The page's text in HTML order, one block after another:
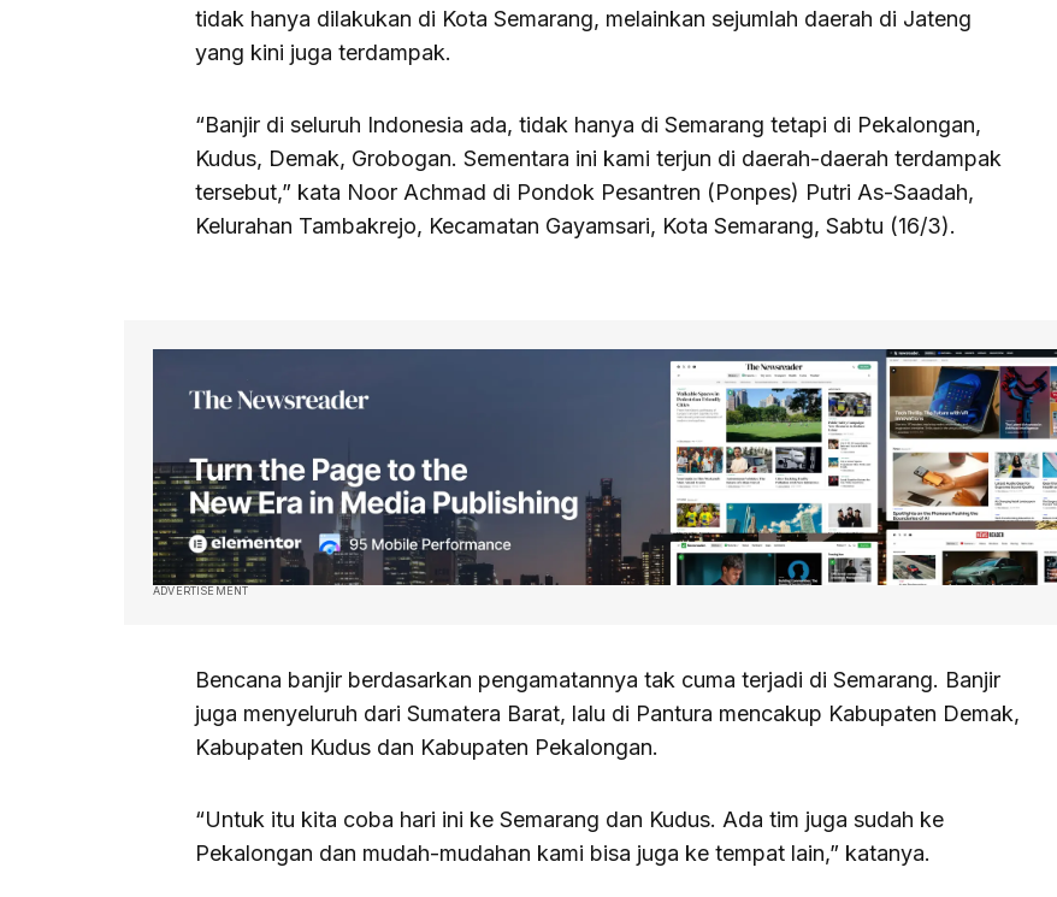
tidak hanya dilakukan di Kota Semarang, melainkan sejumlah daerah di Jateng
yang kini juga terdampak.
“Banjir di seluruh Indonesia ada, tidak hanya di Semarang tetapi di Pekalongan,
Kudus, Demak, Grobogan. Sementara ini kami terjun di daerah-daerah terdampak
tersebut,” kata Noor Achmad di Pondok Pesantren (Ponpes) Putri As-Saadah,
Kelurahan Tambakrejo, Kecamatan Gayamsari, Kota Semarang, Sabtu (16/3).
ADVERTISEMENT
Bencana banjir berdasarkan pengamatannya tak cuma terjadi di Semarang. Banjir
juga menyeluruh dari Sumatera Barat, lalu di Pantura mencakup Kabupaten Demak,
Kabupaten Kudus dan Kabupaten Pekalongan.
“Untuk itu kita coba hari ini ke Semarang dan Kudus. Ada tim juga sudah ke
Pekalongan dan mudah-mudahan kami bisa juga ke tempat lain,” katanya.